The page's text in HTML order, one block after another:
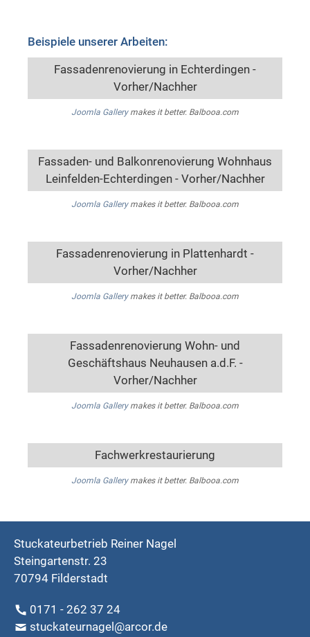
Beispiele unserer Arbeiten:
Fassadenrenovierung in Echterdingen -
Vorher/Nachher
Joomla Gallerymakes it better. Balbooa.com
Fassaden- und Balkonrenovierung Wohnhaus
Leinfelden-Echterdingen - Vorher/Nachher
Joomla Gallerymakes it better. Balbooa.com
Fassadenrenovierung in Plattenhardt -
Vorher/Nachher
Joomla Gallerymakes it better. Balbooa.com
Fassadenrenovierung Wohn- und
Geschäftshaus Neuhausen a.d.F. -
Vorher/Nachher
Joomla Gallerymakes it better. Balbooa.com
Fachwerkrestaurierung
Joomla Gallerymakes it better. Balbooa.com
Stuckateurbetrieb Reiner Nagel
Steingartenstr. 23
70794 Filderstadt
0171 - 262 37 24
stuckateurnagel@arcor.de